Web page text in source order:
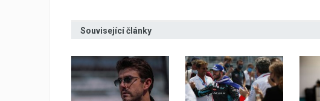
Související články